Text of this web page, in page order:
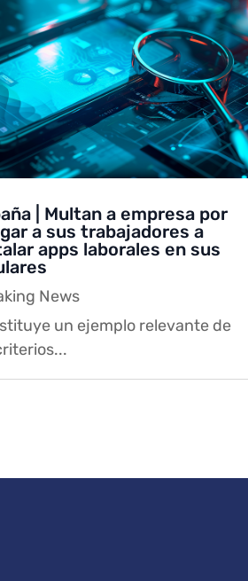
| Multan a empresa por
a sus trabajadores a
apps laborales en sus
News
un ejemplo relevante de